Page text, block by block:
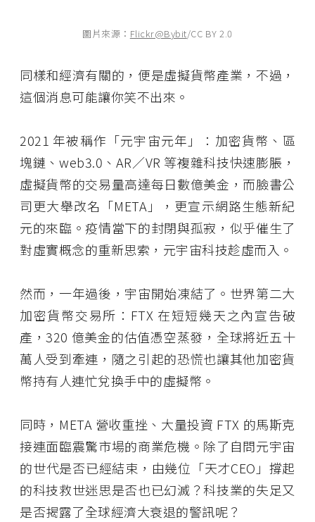
圖片來源： Flickr@Bybit/CC BY 2.0
同樣和經濟有關的，便是虛擬貨幣產業，不過，
這個消息可能讓你笑不出來。
2021 年被稱作「元宇宙元年」：加密貨幣、區
塊鏈、web3.0、AR／VR 等複雜科技快速膨脹，
虛擬貨幣的交易量高達每日數億美金，而臉書公
司更大舉改名「META」，更宣示網路生態新紀
元的來臨。疫情當下的封閉與孤寂，似乎催生了
對虛實概念的重新思索，元宇宙科技趁虛而入。
然而，一年過後，宇宙開始凍結了。世界第二大
加密貨幣交易所：FTX 在短短幾天之內宣告破
產，320 億美金的估值憑空蒸發，全球將近五十
萬人受到牽連，隨之引起的恐慌也讓其他加密貨
幣持有人連忙兌換手中的虛擬幣。
同時，META 營收重挫、大量投資 FTX 的馬斯克
接連面臨震驚市場的商業危機。除了自問元宇宙
的世代是否已經結束，由幾位「天才CEO」撐起
的科技救世迷思是否也已幻滅？科技業的失足又
是否揭露了全球經濟大衰退的警訊呢？